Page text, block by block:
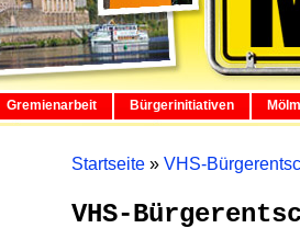
Gremienarbeit Bürgerinitiativen
Startseite » VHS-
VHS-